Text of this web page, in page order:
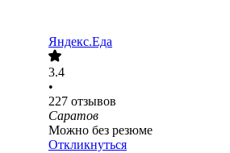
Яндекс.Еда
3.4
•
227 отзывов
Саратов
Можно без резюме
Откликнуться